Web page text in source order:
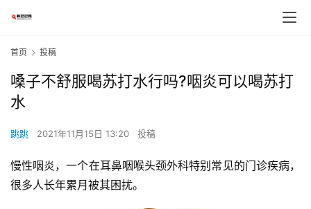
首页 投稿
嗓子不舒服喝苏打水行吗?咽炎可以喝苏打
水
跳跳 2021年11月15日 13:20 投稿
慢性咽炎，一个在耳鼻咽喉头颈外科特别常见的门诊疾病，
很多人长年累月被其困扰。